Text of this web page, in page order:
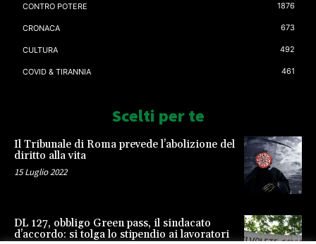
CONTRO POTERE 1876
CRONACA 673
CULTURA 492
COVID & TIRANNIA 461
Scelti per te
Il Tribunale di Roma prevede l’abolizione del
diritto alla vita
15 Luglio 2022
DL 127, obbligo Green pass, il sindacato
d’accordo: si tolga lo stipendio ai lavoratori